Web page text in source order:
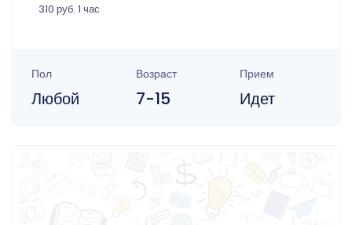
310 руб. 1 час
Пол
Любой
Возраст
7-15
Прием
Идет